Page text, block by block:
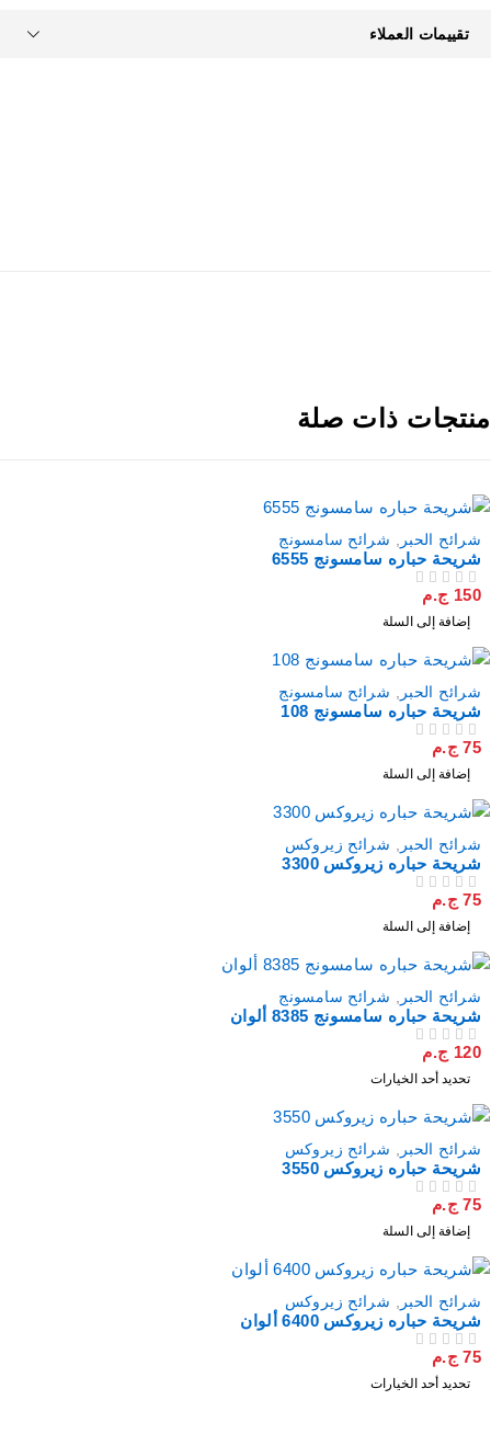
تقييمات العملاء
ذات صلة
شرائح الحبر, شرائح سامسونج
شريحة حباره سامسونج 6555
150 ج.م
إضافة إلى السلة
شرائح الحبر, شرائح سامسونج
شريحة حباره سامسونج 108
75 ج.م
إضافة إلى السلة
شرائح الحبر, شرائح زيروكس
شريحة حباره زيروكس 3300
75 ج.م
إضافة إلى السلة
شرائح الحبر, شرائح سامسونج
شريحة حباره سامسونج 8385 ألوان
120 ج.م
تحديد أحد الخيارات
شرائح الحبر, شرائح زيروكس
شريحة حباره زيروكس 3550
75 ج.م
إضافة إلى السلة
شرائح الحبر, شرائح زيروكس
شريحة حباره زيروكس 6400 ألوان
75 ج.م
تحديد أحد الخيارات